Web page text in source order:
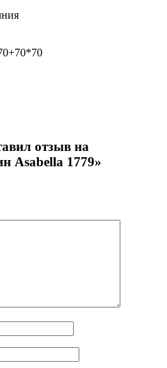
отзыв на
Asabella 1779»